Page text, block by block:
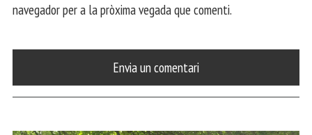
navegador per a la pròxima vegada que comenti.